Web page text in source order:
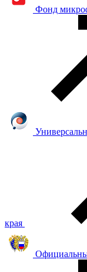
Фонд
края